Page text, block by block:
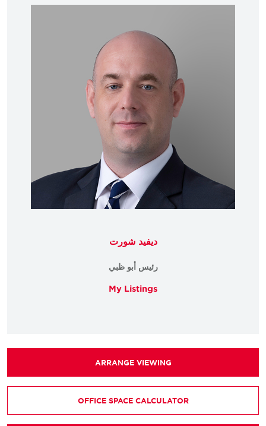
ديفيد شورت
رئيس أبو ظبي
My Listings
ARRANGE VIEWING
OFFICE SPACE CALCULATOR